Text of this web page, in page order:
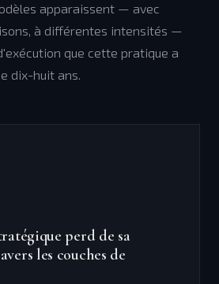
apparaissent — avec
à différentes intensités —
que cette pratique a
dix-huit ans.
perd de sa
les couches de